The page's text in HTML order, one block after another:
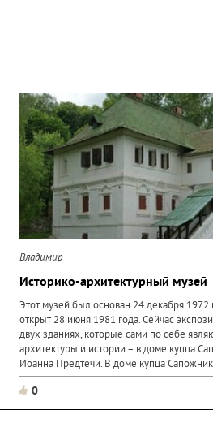
Владимир
Историко-архитектурный музей
Этот музей был основан 24 декабря
открыт 28 июня 1981 года. Сейчас
двух зданиях, которые сами по себе
архитектуры и истории – в доме купца
Иоанна Предтечи. В доме купца
0